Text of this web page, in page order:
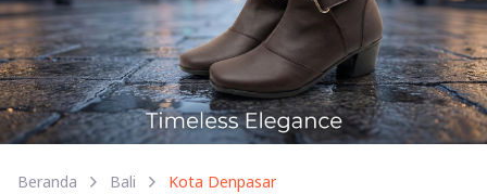
Beranda Bali Kota Denpasar